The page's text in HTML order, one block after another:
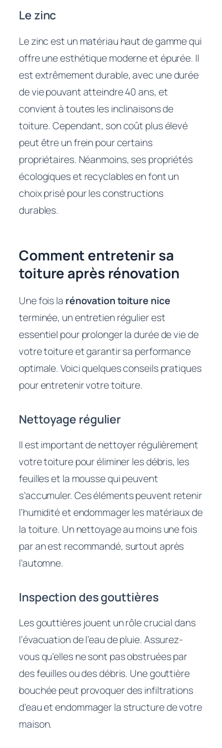
Le zinc
Le zinc est un matériau haut de gamme qui
offre une esthétique moderne et épurée. Il
est extrêmement durable, avec une durée
de vie pouvant atteindre 40 ans, et
convient à toutes les inclinaisons de
toiture. Cependant, son coût plus élevé
peut être un frein pour certains
propriétaires. Néanmoins, ses propriétés
écologiques et recyclables en font un
choix prisé pour les constructions
durables.
Comment entretenir sa
toiture après rénovation
Une fois la rénovation toiture nice
terminée, un entretien régulier est
essentiel pour prolonger la durée de vie de
votre toiture et garantir sa performance
optimale. Voici quelques conseils pratiques
pour entretenir votre toiture.
Nettoyage régulier
Il est important de nettoyer régulièrement
votre toiture pour éliminer les débris, les
feuilles et la mousse qui peuvent
s’accumuler. Ces éléments peuvent retenir
l’humidité et endommager les matériaux de
la toiture. Un nettoyage au moins une fois
par an est recommandé, surtout après
l’automne.
Inspection des gouttières
Les gouttières jouent un rôle crucial dans
l’évacuation de l’eau de pluie. Assurez-
vous qu’elles ne sont pas obstruées par
des feuilles ou des débris. Une gouttière
bouchée peut provoquer des infiltrations
d’eau et endommager la structure de votre
maison.